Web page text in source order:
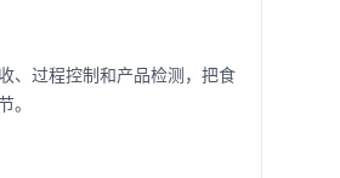
、过程控制和产品检测，把食
。